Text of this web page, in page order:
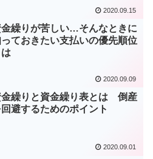
成金・補助金の情報提供をする
ステムのオンラインセミナー
催
2020.09.15
金繰りが苦しい…そんなときに
ておきたい支払いの優先順位
は
2020.09.09
金繰りと資金繰り表とは 倒産
避するためのポイント
2020.09.01